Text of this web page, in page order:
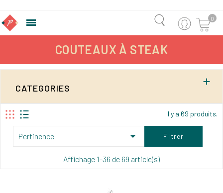
 0
COUTEAUX À STEAK
CATEGORIES

Il y a 69 produits.
Pertinence  Filtrer
Affichage 1-36 de 69 article(s)